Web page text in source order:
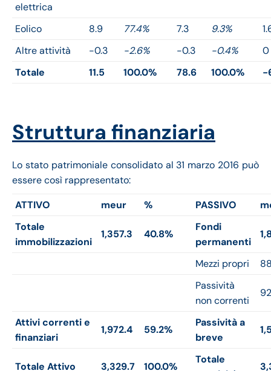
elettrica
Eolico 8.9 77.4% 7.3 9.3%
Altre attività
-0.3 -2.6% -0.3 -0.4%
0
Totale
11.5 100.0% 78.6 100.0% -
Struttura finanziaria
Lo stato patrimoniale consolidato al 31 marzo 2016 può
essere così rappresentato:
ATTIVO
meur % PASSIVO
Totale
immobilizzazioni
1,357.3 40.8%
Fondi
permanenti
Mezzi propri
Passività
non correnti
Attivi correnti e
finanziari
1,972.4 59.2%
Passività a
breve
Totale Attivo 3,329.7 100.0%
Totale